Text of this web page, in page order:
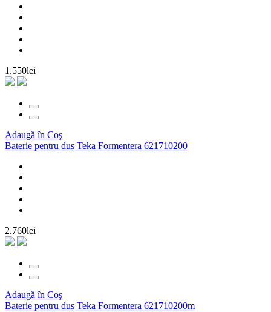
1.550lei
Adaugă în Coş
Baterie pentru duș Teka Formentera 621710200
2.760lei
Adaugă în Coş
Baterie pentru duș Teka Formentera 621710200m